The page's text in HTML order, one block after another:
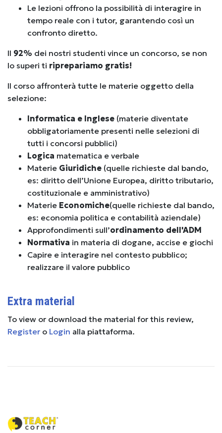
Le lezioni offrono la possibilità di interagire in
tempo reale con i tutor, garantendo così un
confronto diretto.
Il 92% dei nostri studenti vince un concorso, se non
lo superi ti riprepariamo gratis!
Il corso affronterà tutte le materie oggetto della
selezione:
Informatica e Inglese (materie diventate
obbligatoriamente presenti nelle selezioni di
tutti i concorsi pubblici)
Logica matematica e verbale
Materie Giuridiche (quelle richieste dal bando,
es: diritto dell’Unione Europea, diritto tributario,
costituzionale e amministrativo)
Materie Economiche(quelle richieste dal bando,
es: economia politica e contabilità aziendale)
Approfondimenti sull’ordinamento dell'ADM
Normativa in materia di dogane, accise e giochi
Capire e interagire nel contesto pubblico;
realizzare il valore pubblico
Extra material
To view or download the material for this review,
Register o Login alla piattaforma.